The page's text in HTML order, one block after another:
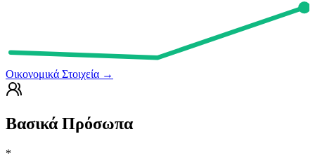
Οικονομικά Στοιχεία →
Βασικά Πρόσωπα
*